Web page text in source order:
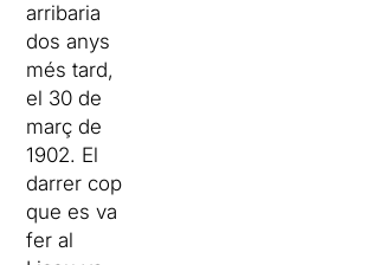
arribaria
dos anys
més tard,
el 30 de
març de
1902. El
darrer cop
que es va
fer al